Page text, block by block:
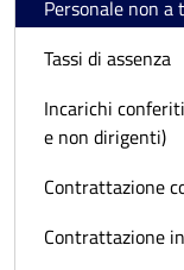
Personale non
Tassi di assenza
Incarichi
e non dirigenti)
Contrattazione
Contrattazione